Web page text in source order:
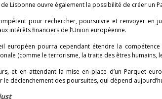
de Lisbonne ouvre également la possibilité de créer un
pour rechercher, poursuivre et renvoyer en
intérêts financiers de l’Union européenne.
européen pourra cependant étendre la
(comme le terrorisme, la traite des êtres humains,
et en attendant la mise en place d’un Parquet
le déclenchement des poursuites, qui dépend